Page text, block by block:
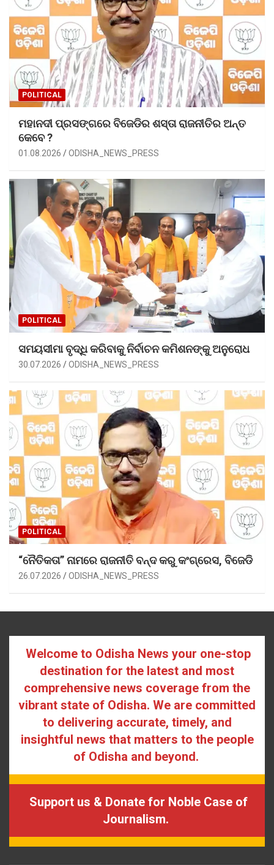
POLITICAL
ମହାନଦୀ ପ୍ରସଙ୍ଗରେ ବିଜେଡିର ଶସ୍ତା ରାଜନୀତିର ଅନ୍ତ
କେବେ ?
01.08.2026 ODISHA_NEWS_PRESS
POLITICAL
ସମୟସୀମା ବୃଦ୍ଧି କରିବାକୁ ନିର୍ବାଚନ କମିଶନଙ୍କୁ ଅନୁରୋଧ
30.07.2026 ODISHA_NEWS_PRESS
POLITICAL
“ନୈତିକତା” ନାମରେ ରାଜନୀତି ବନ୍ଦ କରୁ କଂଗ୍ରେସ, ବିଜେଡି
26.07.2026 ODISHA_NEWS_PRESS
Welcome to Odisha News your one-stop
destination for the latest and most
comprehensive news coverage from the
vibrant state of Odisha. We are committed
to delivering accurate, timely, and
insightful news that matters to the people
of Odisha and beyond.
Support us & Donate for Noble Case of
Journalism.